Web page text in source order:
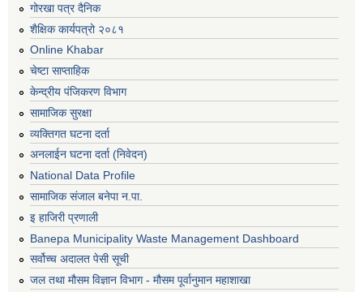
गोरखा पत्र दैनिक
शैक्षिक कार्यपत्रो २०८१
Online Khabar
चेष्टा साप्ताहिक
केन्द्रीय पंजिकरण विभाग
सामाजिक सुरक्षा
व्यक्तिगत घटना दर्ता
अनलाईन घटना दर्ता (निवेदन)
National Data Profile
सामाजिक संजाल बनेपा न.पा.
इ हाजिरी प्रणाली
Banepa Municipality Waste Management Dashboard
सर्वोच्च अदालत पेसी सूची
जल तथा मौसम विज्ञान विभाग - मौसम पूर्वानुमान महाशाखा